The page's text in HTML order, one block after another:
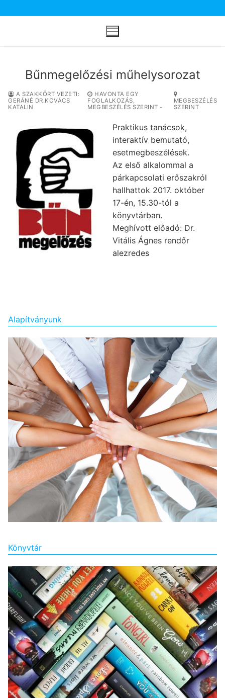
a
Bűnmegelőzési műhelysorozat
A SZAKKÖRT VEZETI:
GERÁNÉ DR.KOVÁCS
KATALIN
HAVONTA EGY
FOGLALKOZÁS,
MEGBESZÉLÉS SZERINT -
MEGBESZÉLÉS
SZERINT
Praktikus tanácsok,
interaktív bemutató,
esetmegbeszélések.
Az első alkalommal a
párkapcsolati erőszakról
hallhattok 2017. október
17-én, 15.30-tól a
könyvtárban.
Meghívott előadó: Dr.
Vitális Ágnes rendőr
alezredes
Alapítványunk
Könyvtár